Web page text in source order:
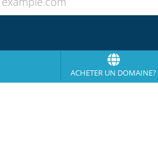
ACHETER UN DOMAINE?